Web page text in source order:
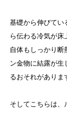
基礎から伸びてい
ら伝わる冷気が
自体もしっかり断
ン金物に結露が
るおそれがありま
そしてこちらは、